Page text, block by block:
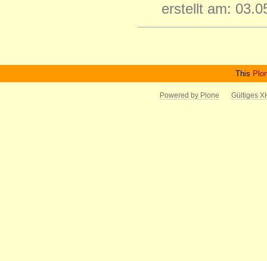
erstellt am:
This
Powered by Plone Gültiges